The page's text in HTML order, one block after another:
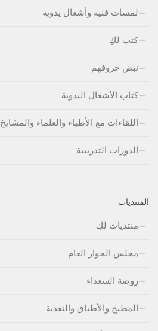
لمسات فنية وأشغال يدوية
كتب لكِ
نبض حروفهم
كتاب الأشغال اليدوية
اللقاءات مع الأطباء والعلماء والمشايخ
الدورات التدريبية
المنتديات
منتديات لكِ
مجلس الحوار العام
روضة السعداء
المطبخ والأطباق والتغذية